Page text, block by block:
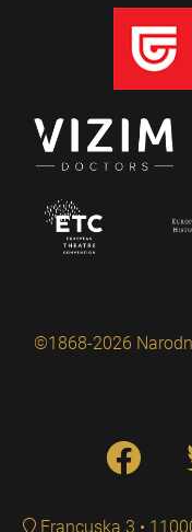
©1868-2026
Francuska 3 •